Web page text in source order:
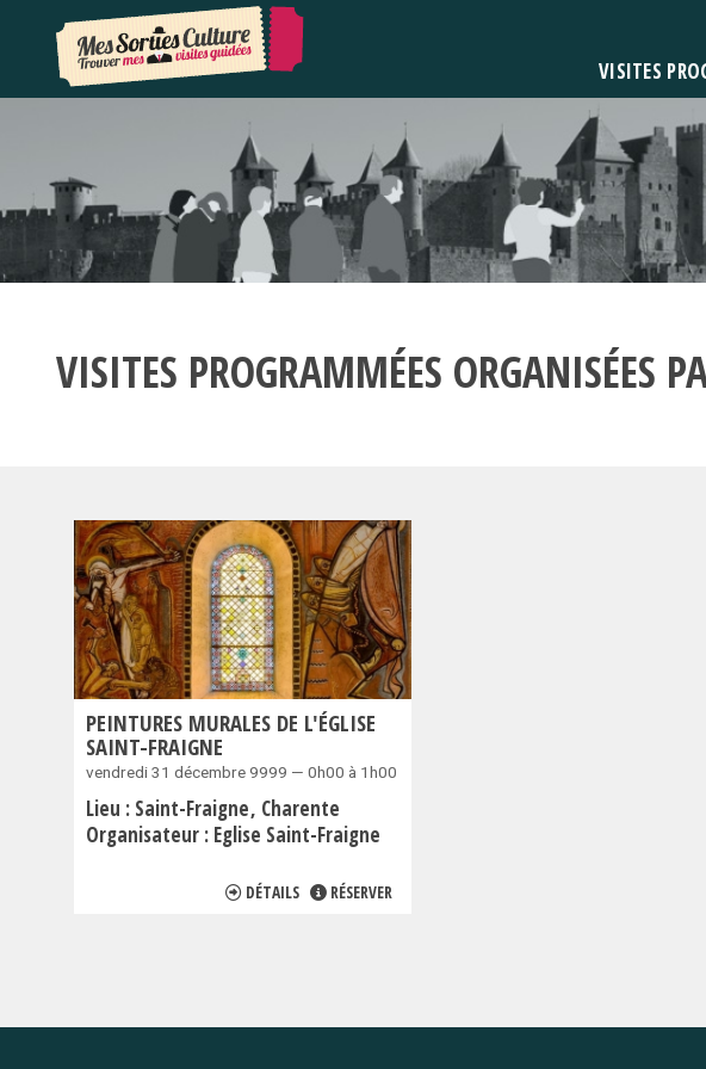
VISITES
VISITES PROGRAMMÉES ORGANISÉES
PEINTURES MURALES DE L'ÉGLISE
SAINT-FRAIGNE
vendredi 31 décembre 9999 — 0h00 à 1h00
Lieu : Saint-Fraigne Charente
Organisateur : Eglise Saint-Fraigne
DÉTAILS RÉSERVER